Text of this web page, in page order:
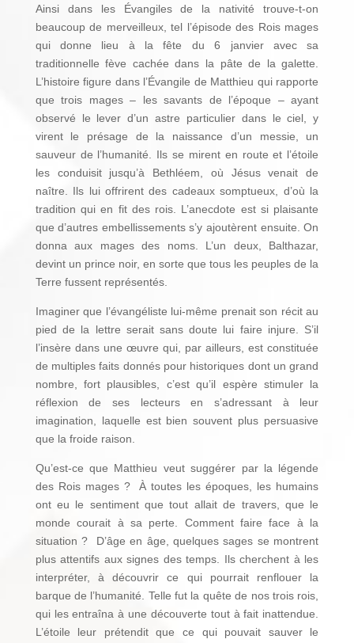
Ainsi dans les Évangiles de la nativité trouve-t-on
beaucoup de merveilleux, tel l’épisode des Rois mages
qui donne lieu à la fête du 6 janvier avec sa
traditionnelle fève cachée dans la pâte de la galette.
L’histoire figure dans l’Évangile de Matthieu qui rapporte
que trois mages – les savants de l’époque – ayant
observé le lever d’un astre particulier dans le ciel, y
virent le présage de la naissance d’un messie, un
sauveur de l’humanité. Ils se mirent en route et l’étoile
les conduisit jusqu’à Bethléem, où Jésus venait de
naître. Ils lui offrirent des cadeaux somptueux, d’où la
tradition qui en fit des rois. L’anecdote est si plaisante
que d’autres embellissements s’y ajoutèrent ensuite. On
donna aux mages des noms. L’un deux, Balthazar,
devint un prince noir, en sorte que tous les peuples de la
Terre fussent représentés.
Imaginer que l’évangéliste lui-même prenait son récit au
pied de la lettre serait sans doute lui faire injure. S’il
l’insère dans une œuvre qui, par ailleurs, est constituée
de multiples faits donnés pour historiques dont un grand
nombre, fort plausibles, c’est qu’il espère stimuler la
réflexion de ses lecteurs en s’adressant à leur
imagination, laquelle est bien souvent plus persuasive
que la froide raison.
Qu’est-ce que Matthieu veut suggérer par la légende
des Rois mages ? À toutes les époques, les humains
ont eu le sentiment que tout allait de travers, que le
monde courait à sa perte. Comment faire face à la
situation ? D’âge en âge, quelques sages se montrent
plus attentifs aux signes des temps. Ils cherchent à les
interpréter, à découvrir ce qui pourrait renflouer la
barque de l’humanité. Telle fut la quête de nos trois rois,
qui les entraîna à une découverte tout à fait inattendue.
L’étoile leur prétendit que ce qui pouvait sauver le